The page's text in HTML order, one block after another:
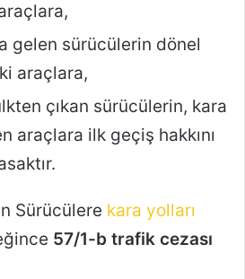
gelen sürücülerin dönel
araçlara,
çıkan sürücülerin, kara
araçlara ilk geçiş hakkını
Sürücülere kara yolları
57/1-b trafik cezası